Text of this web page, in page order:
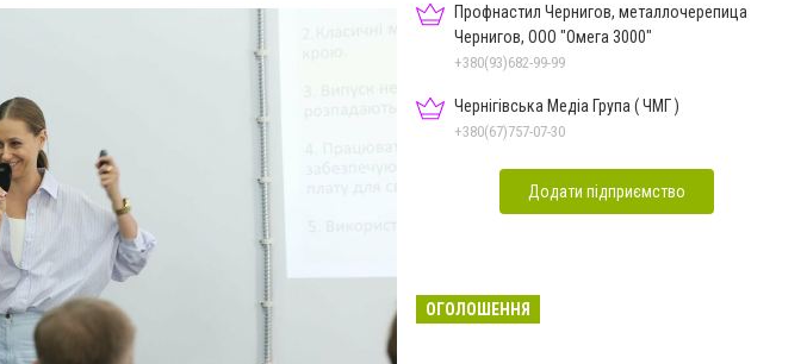
Профнастил Чернигов, металлочерепица
Чернигов, ООО "Омега 3000"
+380(93)682-99-99
Чернігівська Медіа Група ( ЧМГ )
+380(67)757-07-30
Додати підприємство
ОГОЛОШЕННЯ